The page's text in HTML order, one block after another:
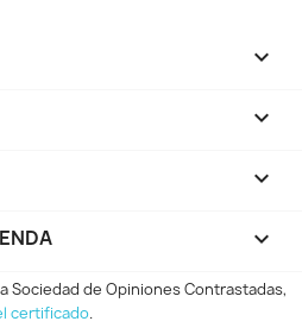



keyboard_arrow_down
Sociedad de Opiniones Contrastadas,
certificado.